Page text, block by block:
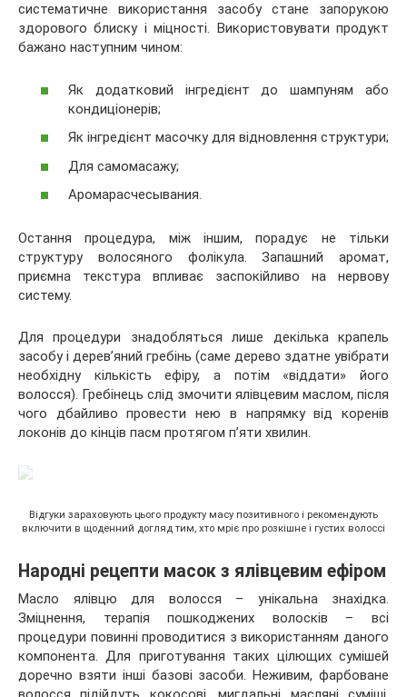
систематичне використання засобу стане запорукою
здорового блиску і міцності. Використовувати продукт
бажано наступним чином:
Як додатковий інгредієнт до шампуням або
кондиціонерів;
Як інгредієнт масочку для відновлення структури;
Для самомасажу;
Аромарасчесывания.
Остання процедура, між іншим, порадує не тільки
структуру волосяного фолікула. Запашний аромат,
приємна текстура впливає заспокійливо на нервову
систему.
Для процедури знадобляться лише декілька крапель
засобу і дерев’яний гребінь (саме дерево здатне увібрати
необхідну кількість ефіру, а потім «віддати» його
волосся). Гребінець слід змочити ялівцевим маслом, після
чого дбайливо провести нею в напрямку від коренів
локонів до кінців пасм протягом п’яти хвилин.
Відгуки зараховують цього продукту масу позитивного і рекомендують
включити в щоденний догляд тим, хто мріє про розкішне і густих волоссі
Народні рецепти масок з ялівцевим ефіром
Масло ялівцю для волосся – унікальна знахідка.
Зміцнення, терапія пошкоджених волосків – всі
процедури повинні проводитися з використанням даного
компонента. Для приготування таких цілющих сумішей
доречно взяти інші базові засоби. Неживим, фарбоване